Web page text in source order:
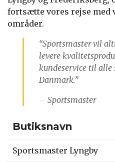
fortsætte vores rejse med
områder.
“Sportsmaster vil
levere
kundeservice til alle
Danmark.”
– Sportsmaster
Butiksnavn
Sportsmaster Lyngby